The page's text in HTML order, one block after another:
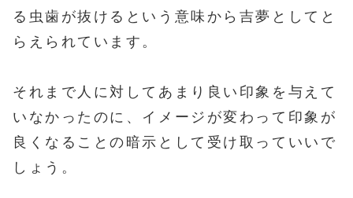
る虫歯が抜けるという意味から吉夢としてと
らえられています。
それまで人に対してあまり良い印象を与えて
いなかったのに、イメージが変わって印象が
良くなることの暗示として受け取っていいで
しょう。